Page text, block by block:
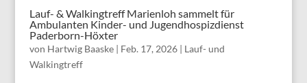
Lauf- & Walkingtreff Marienloh sammelt für
Ambulanten Kinder- und Jugendhospizdienst
Paderborn-Höxter
von Hartwig Baaske| Feb. 17, 2026| Lauf- und
Walkingtreff